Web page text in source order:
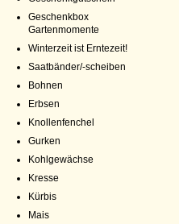
Geschenkbox
Gartenmomente
Winterzeit ist Erntezeit!
Saatbänder/-scheiben
Bohnen
Erbsen
Knollenfenchel
Gurken
Kohlgewächse
Kresse
Kürbis
Mais